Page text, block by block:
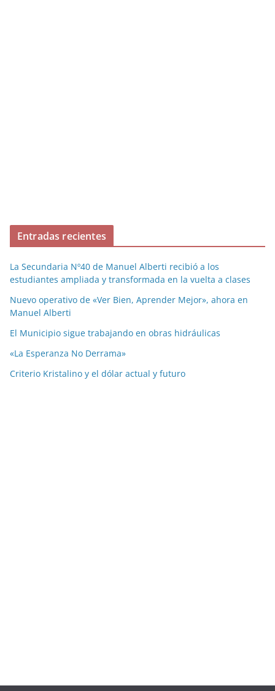
Entradas recientes
La Secundaria Nº40 de Manuel Alberti recibió a los
estudiantes ampliada y transformada en la vuelta a clases
Nuevo operativo de «Ver Bien, Aprender Mejor», ahora en
Manuel Alberti
El Municipio sigue trabajando en obras hidráulicas
«La Esperanza No Derrama»
Criterio Kristalino y el dólar actual y futuro